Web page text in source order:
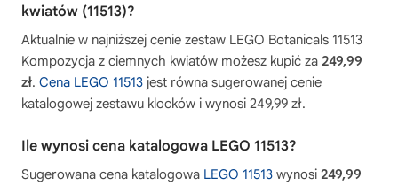
kwiatów (11513)?
Aktualnie w najniższej cenie zestaw LEGO Botanicals 11513
Kompozycja z ciemnych kwiatów możesz kupić za 249,99
zł. Cena LEGO 11513 jest równa sugerowanej cenie
katalogowej zestawu klocków i wynosi 249,99 zł.
Ile wynosi cena katalogowa LEGO 11513?
Sugerowana cena katalogowa LEGO 11513 wynosi 249,99